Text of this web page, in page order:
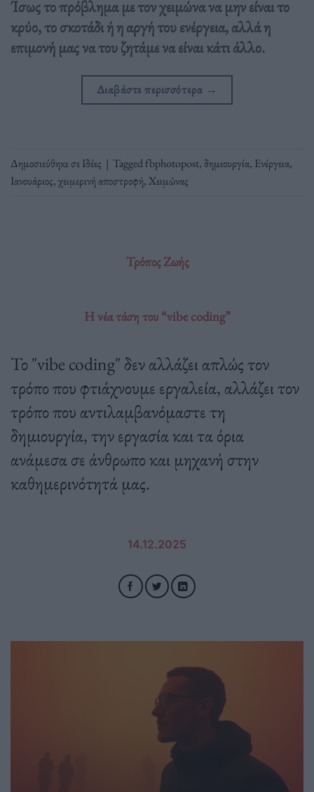
Ίσως το πρόβλημα με τον χειμώνα να μην είναι το
κρύο, το σκοτάδι ή η αργή του ενέργεια, αλλά η
επιμονή μας να του ζητάμε να είναι κάτι άλλο.
Διαβάστε περισσότερα →
Δημοσιεύθηκε σεΙδέες | Taggedfbphotopost,δημιουργία, Ενέργεια,
Ιανουάριος,χειμερινή αποστροφή,Χειμώνας
Τρόπος Ζωής
Η νέα τάση του “vibe coding”
Το "vibe coding" δεν αλλάζει απλώς τον
τρόπο που φτιάχνουμε εργαλεία, αλλάζει τον
τρόπο που αντιλαμβανόμαστε τη
δημιουργία, την εργασία και τα όρια
ανάμεσα σε άνθρωπο και μηχανή στην
καθημερινότητά μας.
14.12.2025